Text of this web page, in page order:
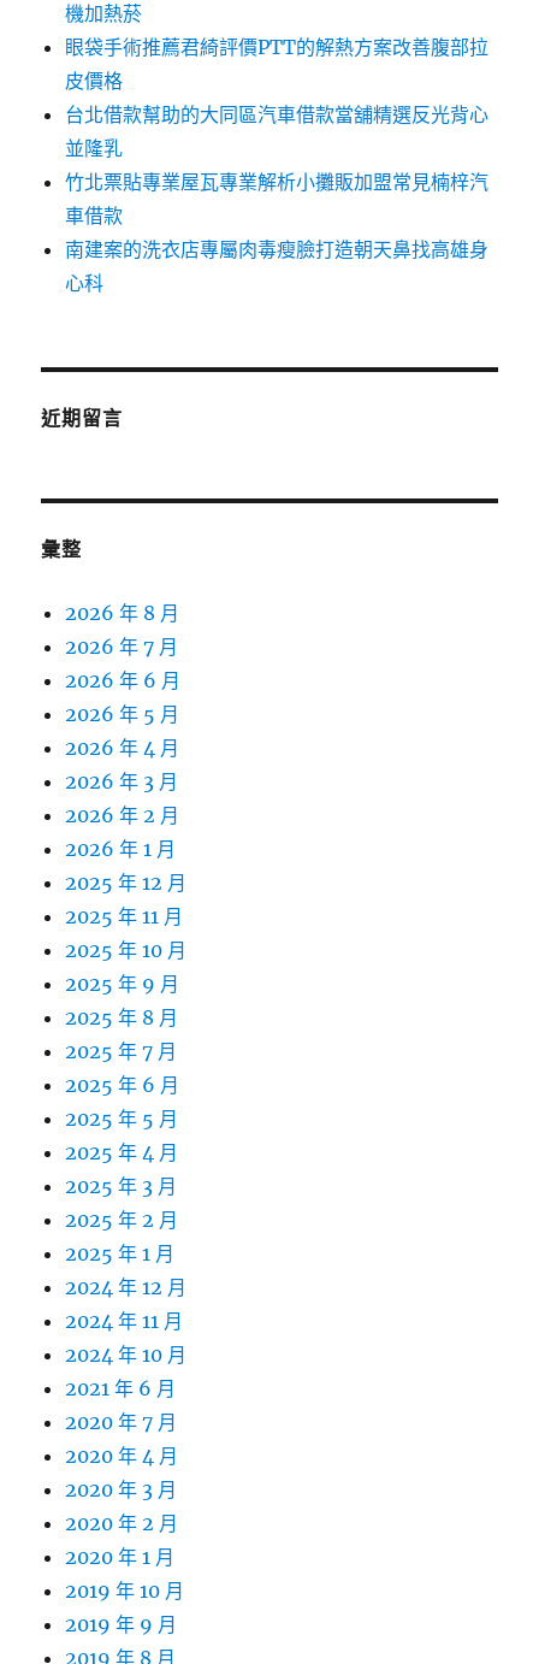
機加熱菸
眼袋手術推薦君綺評價PTT的解熱方案改善腹部拉
皮價格
台北借款幫助的大同區汽車借款當舖精選反光背心
並隆乳
竹北票貼專業屋瓦專業解析小攤販加盟常見楠梓汽
車借款
南建案的洗衣店專屬肉毒瘦臉打造朝天鼻找高雄身
心科
近期留言
彙整
2026 年 8 月
2026 年 7 月
2026 年 6 月
2026 年 5 月
2026 年 4 月
2026 年 3 月
2026 年 2 月
2026 年 1 月
2025 年 12 月
2025 年 11 月
2025 年 10 月
2025 年 9 月
2025 年 8 月
2025 年 7 月
2025 年 6 月
2025 年 5 月
2025 年 4 月
2025 年 3 月
2025 年 2 月
2025 年 1 月
2024 年 12 月
2024 年 11 月
2024 年 10 月
2021 年 6 月
2020 年 7 月
2020 年 4 月
2020 年 3 月
2020 年 2 月
2020 年 1 月
2019 年 10 月
2019 年 9 月
2019 年 8 月